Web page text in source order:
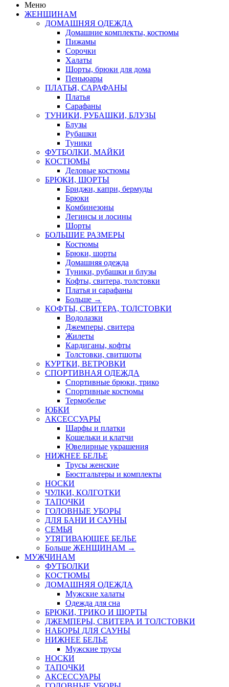
Меню
ЖЕНЩИНАМ
ДОМАШНЯЯ ОДЕЖДА
Домашние комплекты, костюмы
Пижамы
Сорочки
Халаты
Шорты, брюки для дома
Пеньюары
ПЛАТЬЯ, САРАФАНЫ
Платья
Сарафаны
ТУНИКИ, РУБАШКИ, БЛУЗЫ
Блузы
Рубашки
Туники
ФУТБОЛКИ, МАЙКИ
КОСТЮМЫ
Деловые костюмы
БРЮКИ, ШОРТЫ
Бриджи, капри, бермуды
Брюки
Комбинезоны
Легинсы и лосины
Шорты
БОЛЬШИЕ РАЗМЕРЫ
Костюмы
Брюки, шорты
Домашняя одежда
Туники, рубашки и блузы
Кофты, свитера, толстовки
Платья и сарафаны
Больше →
КОФТЫ, СВИТЕРА, ТОЛСТОВКИ
Водолазки
Джемперы, свитера
Жилеты
Кардиганы, кофты
Толстовки, свитшоты
КУРТКИ, ВЕТРОВКИ
СПОРТИВНАЯ ОДЕЖДА
Спортивные брюки, трико
Спортивные костюмы
Термобелье
ЮБКИ
AКСЕССУАРЫ
Шарфы и платки
Кошельки и клатчи
Ювелирные украшения
НИЖНЕЕ БЕЛЬЕ
Трусы женские
Бюстгальтеры и комплекты
НОСКИ
ЧУЛКИ, КОЛГОТКИ
ТАПОЧКИ
ГОЛОВНЫЕ УБОРЫ
ДЛЯ БАНИ И САУНЫ
СЕМЬЯ
УТЯГИВАЮЩЕЕ БЕЛЬЕ
Больше ЖЕНЩИНАМ →
МУЖЧИНАМ
ФУТБОЛКИ
КОСТЮМЫ
ДОМАШНЯЯ ОДЕЖДА
Мужские халаты
Одежда для сна
БРЮКИ, ТРИКО И ШОРТЫ
ДЖЕМПЕРЫ, СВИТЕРА И ТОЛСТОВКИ
НАБОРЫ ДЛЯ САУНЫ
НИЖНЕЕ БЕЛЬЕ
Мужские трусы
НОСКИ
ТАПОЧКИ
АКСЕССУАРЫ